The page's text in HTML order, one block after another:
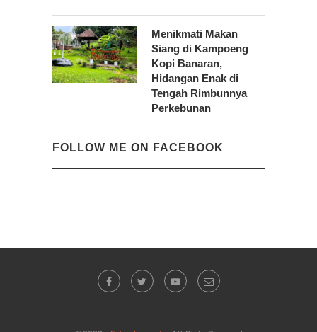
Menikmati Makan
Siang di Kampoeng
Kopi Banaran,
Hidangan Enak di
Tengah Rimbunnya
Perkebunan
FOLLOW ME ON FACEBOOK